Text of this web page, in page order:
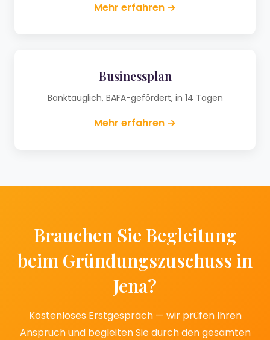
Mehr erfahren →
Businessplan
Banktauglich, BAFA-gefördert, in 14 Tagen
Mehr erfahren →
Brauchen Sie Begleitung
beim Gründungszuschuss in
Jena?
Kostenloses Erstgespräch — wir prüfen Ihren
Anspruch und begleiten Sie durch den gesamten